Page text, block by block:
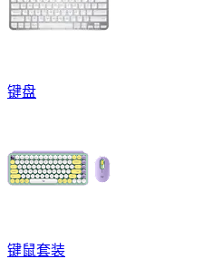
键盘
键鼠套装